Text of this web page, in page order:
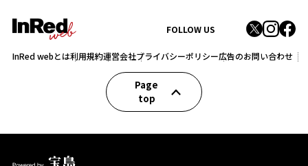
FOLLOW US
InRed webとは利用規約運営会社プライバシーポリシー広告のお問い合わせ
Page
top